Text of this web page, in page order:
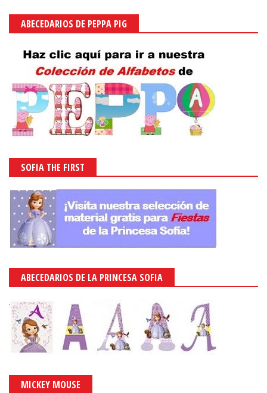
ABECEDARIOS DE PEPPA PIG
SOFIA THE FIRST
ABECEDARIOS DE LA PRINCESA SOFIA
MICKEY MOUSE